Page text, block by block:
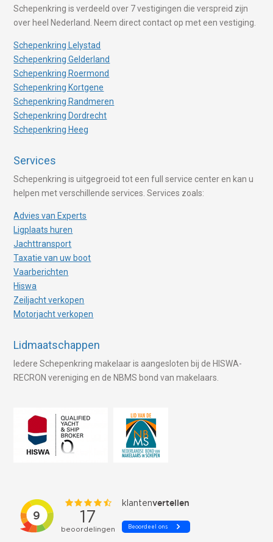
Schepenkring is verdeeld over 7 vestigingen die verspreid zijn
over heel Nederland. Neem direct contact op met een vestiging.
Schepenkring Lelystad
Schepenkring Gelderland
Schepenkring Roermond
Schepenkring Kortgene
Schepenkring Randmeren
Schepenkring Dordrecht
Schepenkring Heeg
Services
Schepenkring is uitgegroeid tot een full service center en kan u
helpen met verschillende services. Services zoals:
Advies van Experts
Ligplaats huren
Jachttransport
Taxatie van uw boot
Vaarberichten
Hiswa
Zeiljacht verkopen
Motorjacht verkopen
Lidmaatschappen
Iedere Schepenkring makelaar is aangesloten bij de HISWA-
RECRON vereniging en de NBMS bond van makelaars.